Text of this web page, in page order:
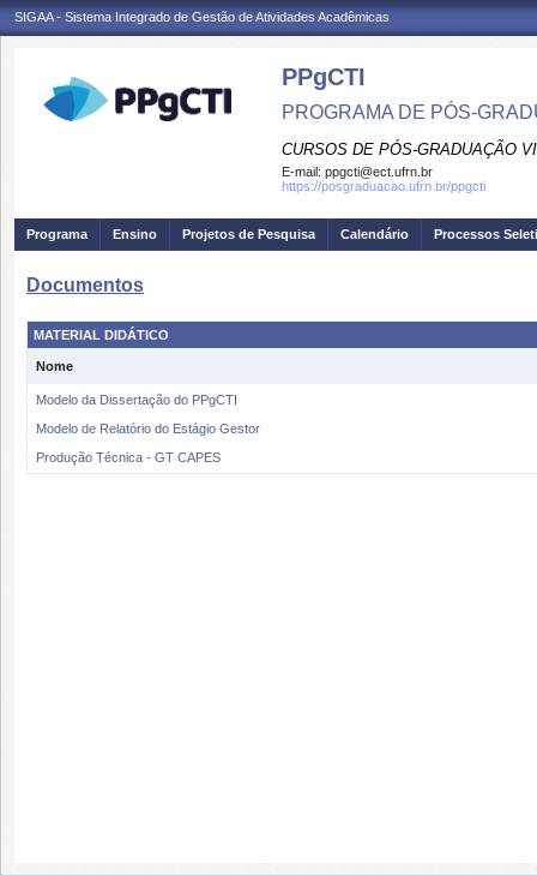
SIGAA - Sistema Integrado de Gestão de Atividades Acadêmicas
PPgCTI
PROGRAMA DE PÓS-
CURSOS DE PÓS-GRADUAÇÃO
E-mail: ppgcti@ect.ufrn.br
https://posgraduacao.ufrn.br/ppgcti
Programa Ensino Projetos de Pesquisa Calendário Processos
Documentos
MATERIAL DIDÁTICO
Nome
Modelo da Dissertação do PPgCTI
Modelo de Relatório do Estágio Gestor
Produção Técnica - GT CAPES